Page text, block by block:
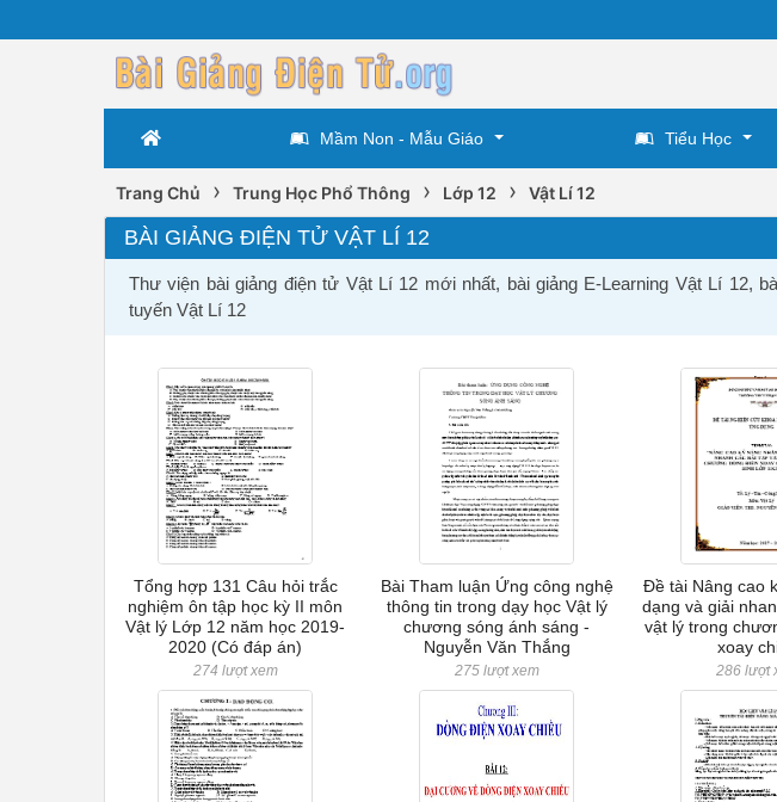
Mầm Non - Mẫu Giáo Tiểu Học
Trang Chủ › Trung Học Phổ Thông › Lớp 12 › Vật Lí 12
BÀI GIẢNG ĐIỆN TỬ VẬT LÍ 12
Thư viện bài giảng điện tử Vật Lí 12 mới nhất, bài giảng E-Learning Vật Lí 12,
tuyến Vật Lí 12
Tổng hợp 131 Câu hỏi trắc
nghiệm ôn tập học kỳ II môn
Vật lý Lớp 12 năm học 2019-
2020 (Có đáp án)
274 lượt xem
Bài Tham luận Ứng công nghệ
thông tin trong dạy học Vật lý
chương sóng ánh sáng -
Nguyễn Văn Thắng
275 lượt xem
Đề tài Nâng cao
dạng và giải
vật lý trong
xoay
286 lượt